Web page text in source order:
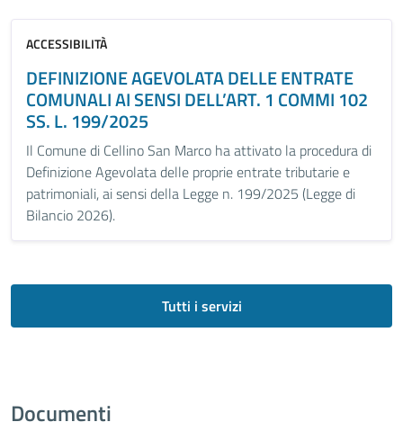
ACCESSIBILITÀ
DEFINIZIONE AGEVOLATA DELLE ENTRATE
COMUNALI AI SENSI DELL’ART. 1 COMMI 102
SS. L. 199/2025
Il Comune di Cellino San Marco ha attivato la procedura di
Definizione Agevolata delle proprie entrate tributarie e
patrimoniali, ai sensi della Legge n. 199/2025 (Legge di
Bilancio 2026).
Tutti i servizi
Documenti